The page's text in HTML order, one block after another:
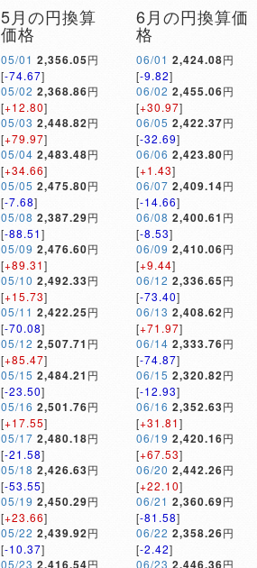
5月の円換算
価格
05/01 2,356.05円
[-74.67]
05/02 2,368.86円
[+12.80]
05/03 2,448.82円
[+79.97]
05/04 2,483.48円
[+34.66]
05/05 2,475.80円
[-7.68]
05/08 2,387.29円
[-88.51]
05/09 2,476.60円
[+89.31]
05/10 2,492.33円
[+15.73]
05/11 2,422.25円
[-70.08]
05/12 2,507.71 円
[+85.47]
05/15 2,484.21 円
[-23.50]
05/16 2,501.76円
[+17.55]
05/17 2,480.18円
[-21.58]
05/18 2,426.63円
[-53.55]
05/19 2,450.29円
[+23.66]
05/22 2,439.92円
[-10.37]
05/23 2,416.54円
6月の円換算価
格
06/01 2,424.08円
[-9.82]
06/02 2,455.06円
[+30.97]
06/05 2,422.37円
[-32.69]
06/06 2,423.80円
[+1.43]
06/07 2,409.14円
[-14.66]
06/08 2,400.61 円
[-8.53]
06/09 2,410.06円
[+9.44]
06/12 2,336.65円
[-73.40]
06/13 2,408.62円
[+71.97]
06/14 2,333.76円
[-74.87]
06/15 2,320.82円
[-12.93]
06/16 2,352.63円
[+31.81]
06/19 2,420.16円
[+67.53]
06/20 2,442.26円
[+22.10]
06/21 2,360.69円
[-81.58]
06/22 2,358.26円
[-2.42]
06/23 2,446.36円